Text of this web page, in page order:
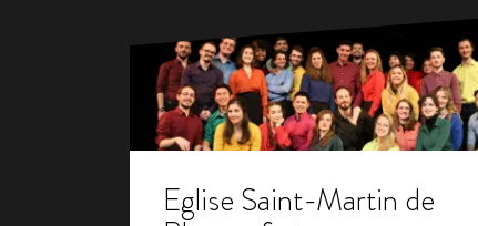
Eglise Saint-Martin de